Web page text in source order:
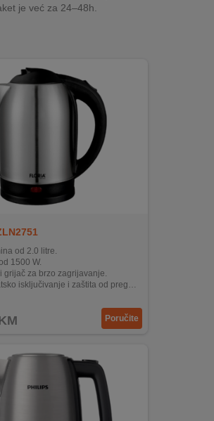
je već za 24–48h.
od 2.0 litre.
1500 W.
grijač za brzo zagrijavanje.
isključivanje i zaštita od pregrijavanja.
Poručite